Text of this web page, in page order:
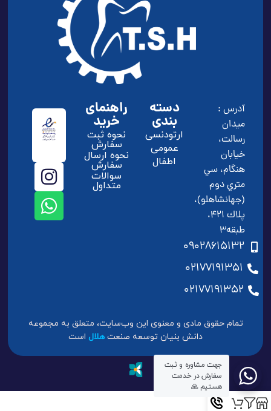
آدرس :
ميدان
رسالت،
خيابان
هنگام، سي
متري دوم
(جهانشاهلو)،
پلاك 421،
طبقه3
09028615132
02177191351
02177191352
دسته
بندی
ارتودنسی
عمومی
اطفال
راهنمای
خرید
نحوه ثبت
سفارش
نحوه ارسال
سفارش
سوالات
متداول
تمام حقوق مادی و معنوی این وب‌سایت، متعلق به مجموعه
دانش بنیان توسعه صنعتهلال است
جهت مشاوره و ثبت
سفارش در خدمت
هستیم 🙏